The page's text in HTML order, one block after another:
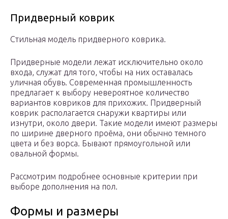
Придверный коврик
Стильная модель придверного коврика.
Придверные модели лежат исключительно около
входа, служат для того, чтобы на них оставалась
уличная обувь. Современная промышленность
предлагает к выбору невероятное количество
вариантов ковриков для прихожих. Придверный
коврик располагается снаружи квартиры или
изнутри, около двери. Такие модели имеют размеры
по ширине дверного проёма, они обычно темного
цвета и без ворса. Бывают прямоугольной или
овальной формы.
Рассмотрим подробнее основные критерии при
выборе дополнения на пол.
Формы и размеры